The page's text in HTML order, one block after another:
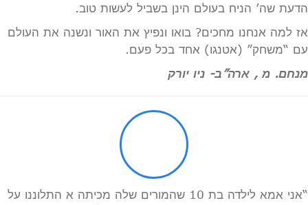
הדעת שה’ הניח בעולם הינן בשביל לעשות טוב.
אז למה אנחנו מחכים? בואו ונפיץ את האור ונשנה את העולם
עם “משחק” (אטנגו) אחד בכל פעם.
מנחם. מ , ארה”ב- ניו יורק
“אני אמא לילדה בת 10 שהמורים שלה מכיתה א התלוננו על